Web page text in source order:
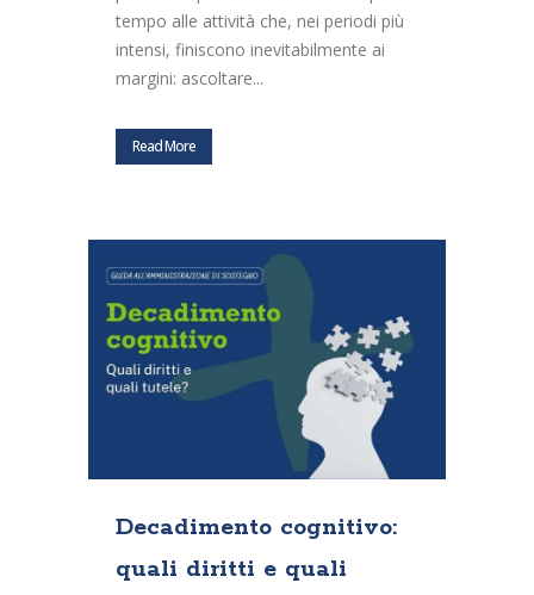
tempo alle attività che, nei periodi più
intensi, finiscono inevitabilmente ai
margini: ascoltare...
Read More
Decadimento cognitivo:
quali diritti e quali